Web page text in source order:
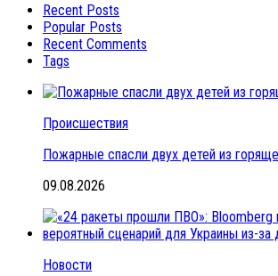
Recent Posts
Popular Posts
Recent Comments
Tags
Происшествия
Пожарные спасли двух детей из
09.08.2026
Новости